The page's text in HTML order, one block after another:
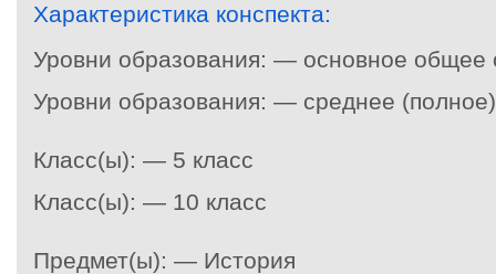
Характеристика конспекта:
Уровни образования: — основное общее
Уровни образования: — среднее
Класс(ы): — 5 класс
Класс(ы): — 10 класс
Предмет(ы): — История